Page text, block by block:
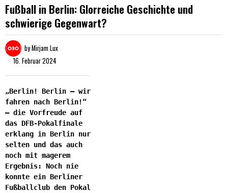
Fußball in Berlin: Glorreiche Geschichte und
schwierige Gegenwart?
byMirjam Lux
16. Februar 2024
„Berlin! Berlin – wir
fahren nach Berlin!“
– die Vorfreude auf
das DFB-Pokalfinale
erklang in Berlin nur
selten und das auch
noch mit magerem
Ergebnis: Noch nie
konnte ein Berliner
Fußballclub den Pokal